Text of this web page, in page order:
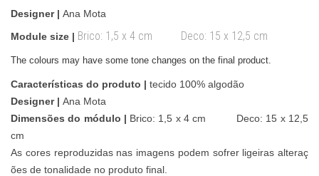
Designer | Ana Mota
Module size | Brico: 1,5 x 4 cm Deco: 15 x 12,5 cm
The colours may have some tone changes on the final product.
Características do produto | tecido 100% algodão
Designer | Ana Mota
Dimensões do módulo | Brico: 1,5 x 4 cm Deco: 15 x 12,5
cm
As cores reproduzidas nas imagens podem sofrer ligeiras alteraç
ões de tonalidade no produto final.